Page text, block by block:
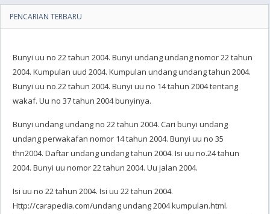
PENCARIAN TERBARU
Bunyi uu no 22 tahun 2004. Bunyi undang undang nomor 22 tahun
2004. Kumpulan uud 2004. Kumpulan undang undang tahun 2004.
Bunyi uu no.22 tahun 2004. Bunyi uu no 14 tahun 2004 tentang
wakaf. Uu no 37 tahun 2004 bunyinya.
Bunyi undang undang no 22 tahun 2004. Cari bunyi undang
undang perwakafan nomor 14 tahun 2004. Bunyi uu no 35
thn2004. Daftar undang undang tahun 2004. Isi uu no.24 tahun
2004. Bunyi uu nomor 22 tahun 2004. Uu jalan 2004.
Isi uu no 22 tahun 2004. Isi uu 22 tahun 2004.
Http://carapedia.com/undang undang 2004 kumpulan.html.